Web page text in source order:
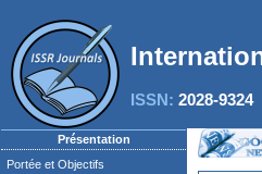
ISSN: 2028-9324
Présentation
Portée et Objectifs